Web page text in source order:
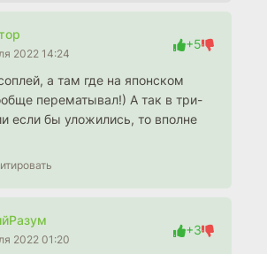
2022 14:24
+5
а там где на японском
перематывал!) А так в три-
если бы уложились, то вполне
2022 01:20
+3